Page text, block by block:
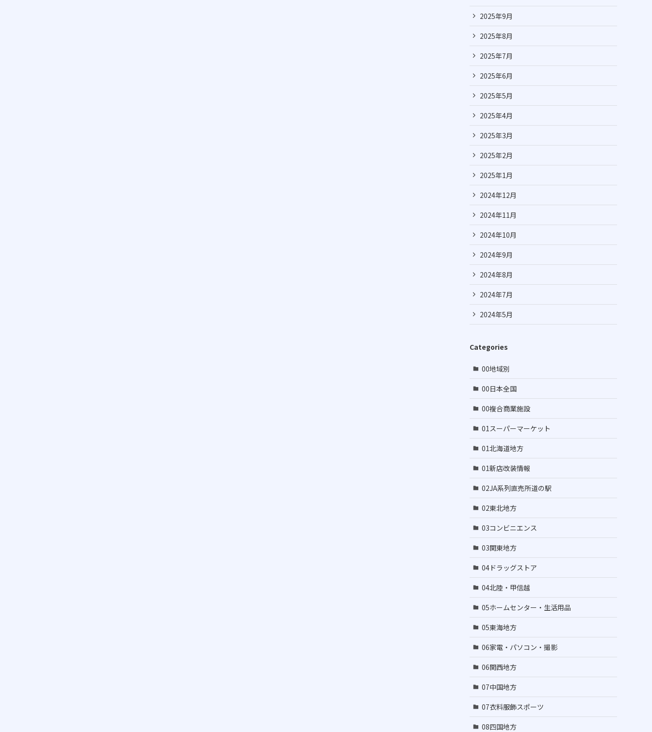
2025年9月
2025年8月
2025年7月
2025年6月
2025年5月
2025年4月
2025年3月
2025年2月
2025年1月
2024年12月
2024年11月
2024年10月
2024年9月
2024年8月
2024年7月
2024年5月
Categories
00地域別
00日本全国
00複合商業施設
01スーパーマーケット
01北海道地方
01新店改装情報
02JA系列直売所道の駅
02東北地方
03コンビニエンス
03関東地方
04ドラッグストア
04北陸・甲信越
05ホームセンター・生活用品
05東海地方
06家電・パソコン・撮影
06関西地方
07中国地方
07衣料服飾スポーツ
08四国地方